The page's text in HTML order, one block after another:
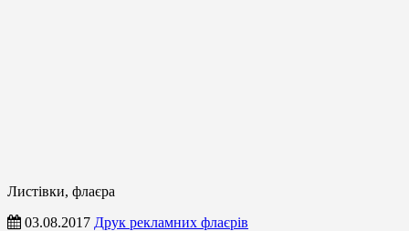
Листівки, флаєра
03.08.2017 Друк рекламних флаєрів